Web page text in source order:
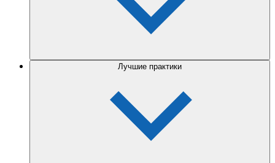
Лучшие практики